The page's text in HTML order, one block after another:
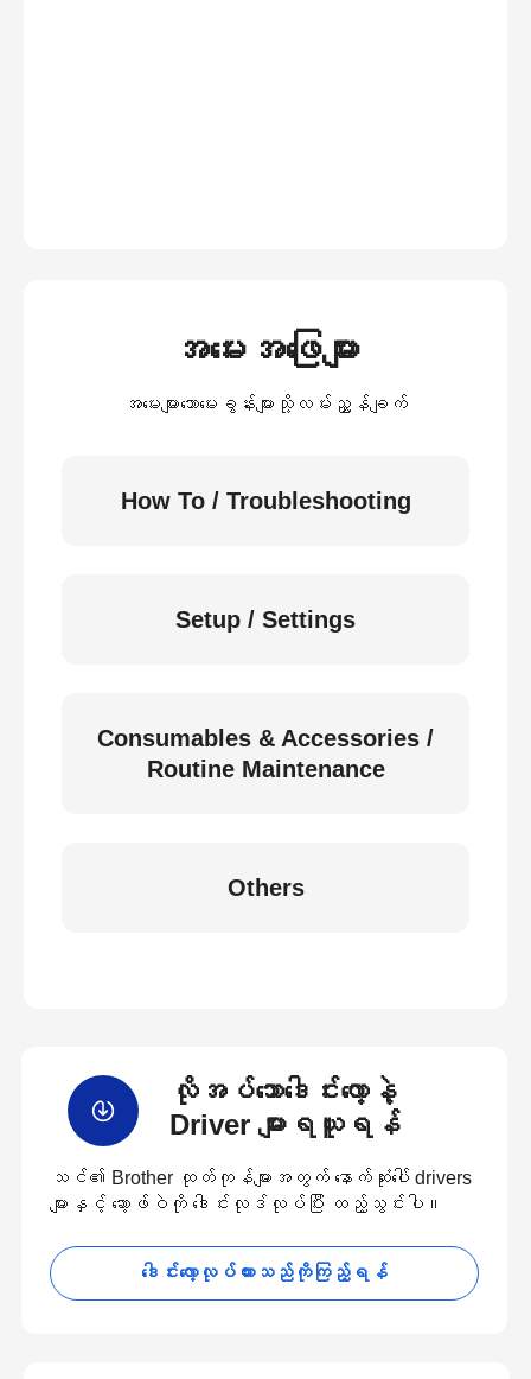
အမေးအဖြေများ
အမေးများသောမေးခွန်းများသို့လမ်းညွှန်ချက်
How To / Troubleshooting
Setup / Settings
Consumables & Accessories /
Routine Maintenance
Others
လိုအပ်သောဒေါင်းလော့နဲ့
Driver များရယူရန်
သင်၏ Brother ထုတ်ကုန်များအတွက် နောက်ဆုံးပေါ် drivers
များနှင့် ဆော့ဖ်ဝဲကို ဒေါင်းလုဒ်လုပ်ပြီး ထည့်သွင်းပါ။
ဒေါင်းလော့လုပ်ထားသည်ကိုကြည့်ရန်